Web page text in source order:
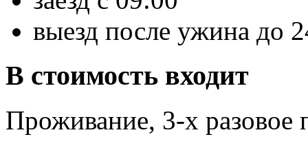
выезд после ужина до
В стоимость входит
Проживание, 3-х разовое